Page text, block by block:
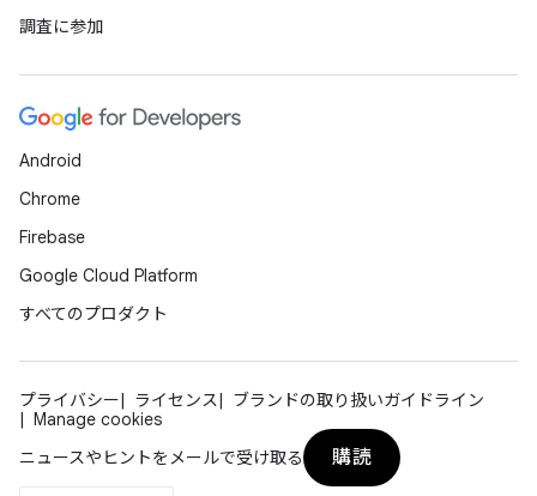
調査に参加
Android
Chrome
Firebase
Google Cloud Platform
すべてのプロダクト
プライバシー ライセンス
ブランドの取り扱いガイドライン
Manage cookies
ニュースやヒントをメールで受け取る
購読